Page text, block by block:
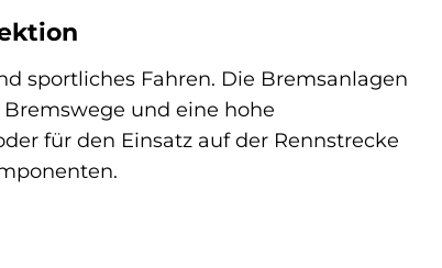
sportliches Fahren. Die Bremsanlagen
und eine hohe
für den Einsatz auf der Rennstrecke